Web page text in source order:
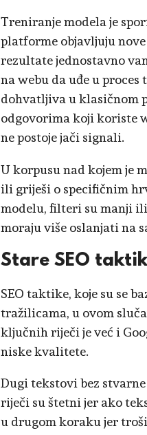
Treniranje modela je
platforme objavljuju
rezultate jednostavno
na webu da uđe u
dohvatljiva u klasičnom
odgovorima koji koriste
ne postoje jači signali.
U korpusu nad kojem je
ili griješi o specifičnim
modelu, filteri su manji ili
moraju više oslanjati na
Stare SEO
SEO taktike, koje su se
tražilicama, u ovom
ključnih riječi je već i
niske kvalitete.
Dugi tekstovi bez
riječi su štetni jer ako
u drugom koraku jer